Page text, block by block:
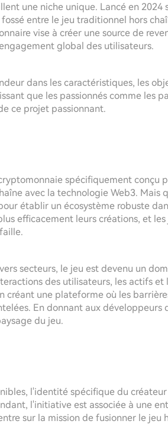
une niche unique. Lancé en 2024
entre le jeu traditionnel hors
vise à créer une source de
global des utilisateurs.
dans les caractéristiques, les
que les passionnés comme les
ce projet passionnant.
spécifiquement conçu
avec la technologie Web3. Mais
établir un écosystème robuste
efficacement leurs créations, et
secteurs, le jeu est devenu un
des utilisateurs, les actifs et
créant une plateforme où les
En donnant aux développeurs
du jeu.
l'identité spécifique du
l'initiative est associée à une
sur la mission de fusionner le jeu